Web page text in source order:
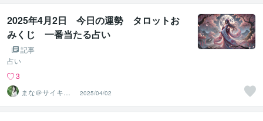
2025年4月2日 今日の運勢 タロットお
みくじ 一番当たる占い
記事
占い
3
まな＠サイキッ
ク能力を覚醒さ
せる専門家
2025/04/02